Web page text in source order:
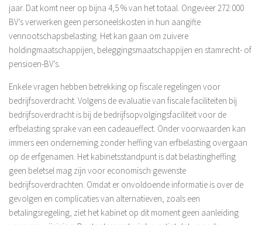
jaar. Dat komt neer op bijna 4,5 % van het totaal. Ongeveer 272.000
BV’s verwerken geen personeelskosten in hun aangifte
vennootschapsbelasting. Het kan gaan om zuivere
holdingmaatschappijen, beleggingsmaatschappijen en stamrecht- of
pensioen-BV’s.
Enkele vragen hebben betrekking op fiscale regelingen voor
bedrijfsoverdracht. Volgens de evaluatie van fiscale faciliteiten bij
bedrijfsoverdracht is bij de bedrijfsopvolgingsfaciliteit voor de
erfbelasting sprake van een cadeaueffect. Onder voorwaarden kan
immers een onderneming zonder heffing van erfbelasting overgaan
op de erfgenamen. Het kabinetsstandpunt is dat belastingheffing
geen beletsel mag zijn voor economisch gewenste
bedrijfsoverdrachten. Omdat er onvoldoende informatie is over de
gevolgen en complicaties van alternatieven, zoals een
betalingsregeling, ziet het kabinet op dit moment geen aanleiding